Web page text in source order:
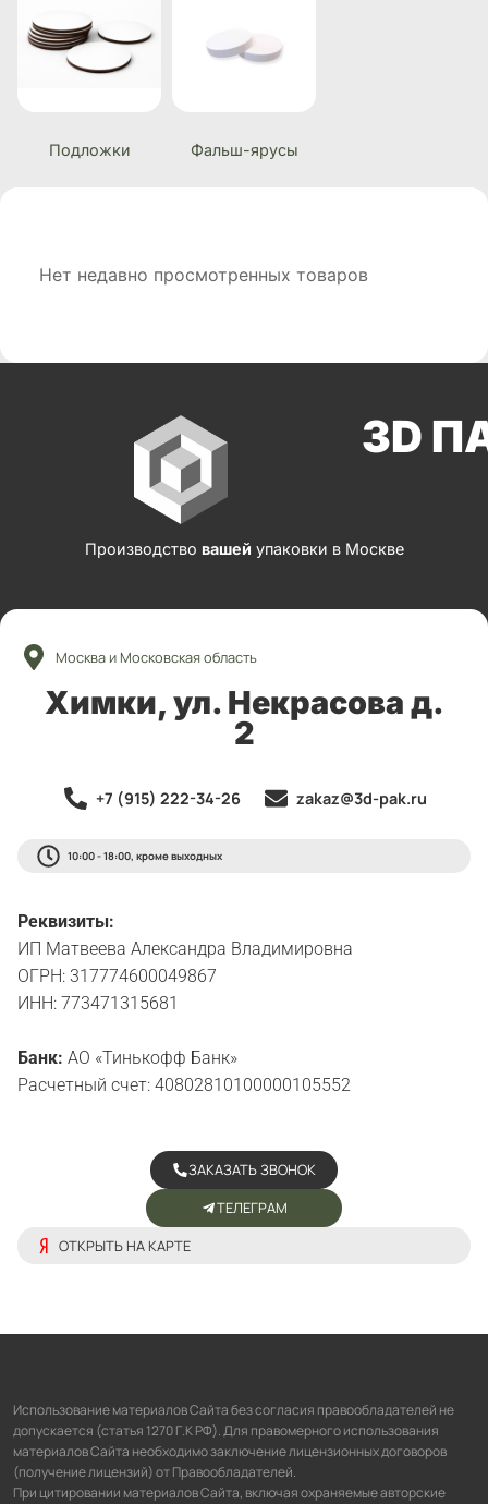
Подложки Фальш-ярусы
Нет недавно просмотренных товаров
3D
Производство вашей упаковки в Москве
Москва и Московская область
Химки, ул. Некрасова д.
2
+7 (915) 222-34-26 zakaz@3d-pak.ru
10:00 - 18:00, кроме выходных
Реквизиты:
ИП Матвеева Александра Владимировна
ОГРН: 317774600049867
ИНН: 773471315681
Банк: АО «Тинькофф Банк»
Расчетный счет: 40802810100000105552
ОТКРЫТЬ НА КАРТЕ
ТЕЛЕГРАМ
ЗАКАЗАТЬ ЗВОНОК
Использование материалов Сайта без согласия правообладателей не
допускается (статья 1270 Г.К РФ). Для правомерного использования
материалов Сайта необходимо заключение лицензионных договоров
(получение лицензий) от Правообладателей.
При цитировании материалов Сайта, включая охраняемые авторские